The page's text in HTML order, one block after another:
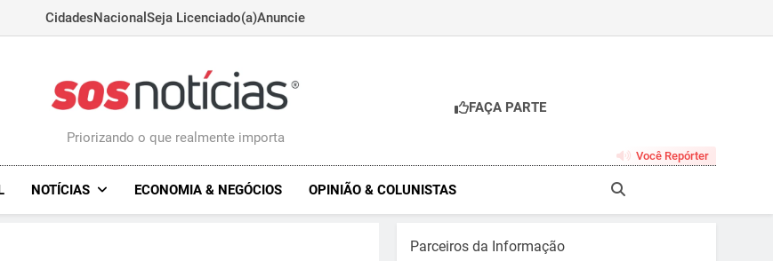
CidadesNacional Seja Licenciado(a)Anuncie
Sosnoticias.com.br
Priorizando o que realmente importa
FAÇA PARTE
Você Repórter
NOTÍCIAS ECONOMIA & NEGÓCIOS OPINIÃO & COLUNISTAS
Parceiros da Informação